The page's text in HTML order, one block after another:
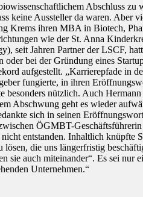
Abschluss zu
keine Aussteller da waren. Aber
Krems ihren MBA in Biotech,
wie der St. Anna
seit Jahren Partner der LSCF,
bei der Gründung eines
aufgestellt. „Karrierepfade in
fungierte, in ihren
besonders nützlich. Auch
Abschwung geht es wieder
sich in seinen
ÖGMBT-
entstanden. Inhaltlich knüpfte
die uns längerfristig
sie auch miteinander“. Es sei nur
Unternehmen.“